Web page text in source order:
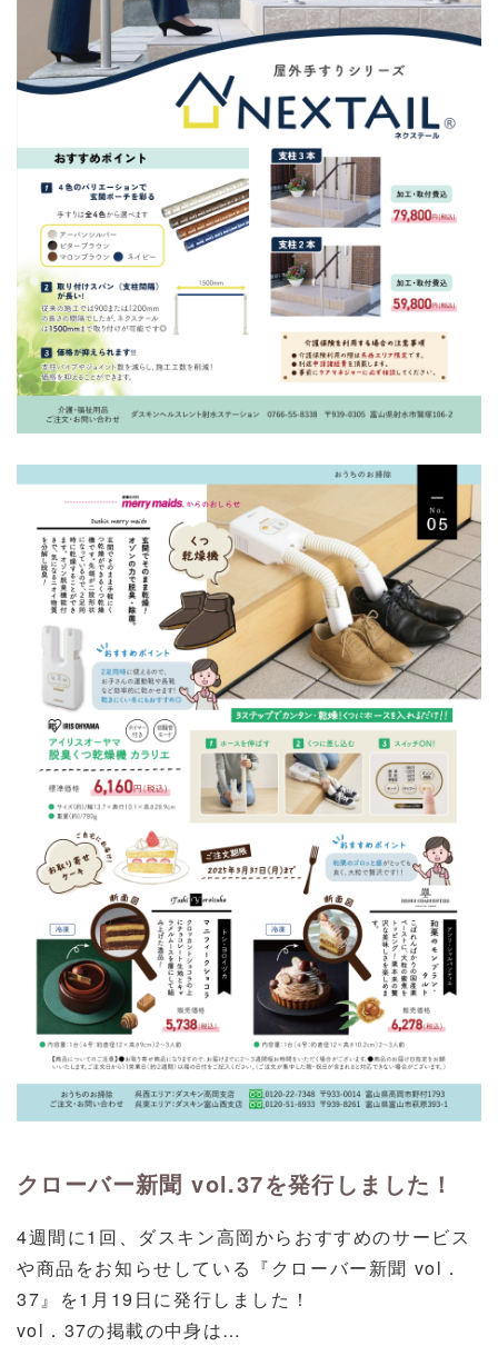
クローバー新聞 vol.37を発行しました！
4週間に1回、ダスキン高岡からおすすめのサービス
や商品をお知らせしている『クローバー新聞 vol．
37』を1月19 日に発行しました！
vol．37の掲載の中身は…